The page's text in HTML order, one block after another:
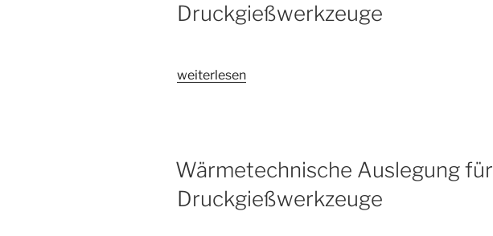
Druckgießwerkzeuge
„Gießtechnische
weiterlesen
Wärmetechnische Auslegung für
Druckgießwerkzeuge